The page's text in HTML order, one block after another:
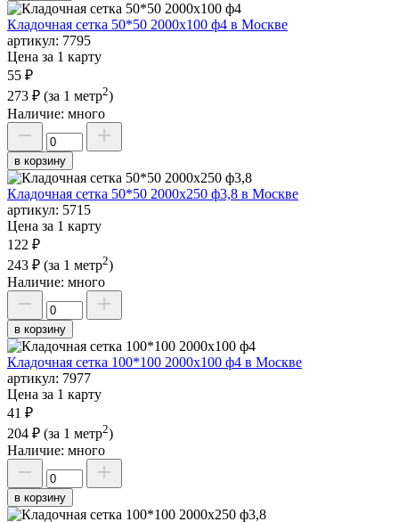
Кладочная сетка 50*50 2000х100 ф4 в Москве
артикул: 7795
Цена за 1 карту
55 ₽
273 ₽ (за 1 метр2)
Наличие: много
в корзину
Кладочная сетка 50*50 2000х250 ф3,8 в Москве
артикул: 5715
Цена за 1 карту
122 ₽
243 ₽ (за 1 метр2)
Наличие: много
в корзину
Кладочная сетка 100*100 2000х100 ф4 в Москве
артикул: 7977
Цена за 1 карту
41 ₽
204 ₽ (за 1 метр2)
Наличие: много
в корзину